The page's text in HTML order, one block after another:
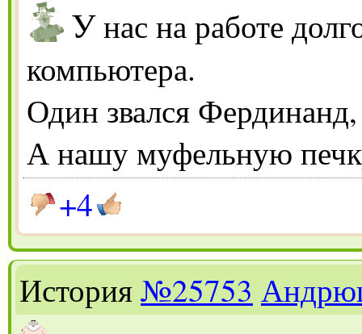
Унас на работе
компьютера.
Один звался
А нашу муфельную
+4
История№25753